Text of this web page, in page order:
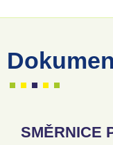
SMĚRNICE